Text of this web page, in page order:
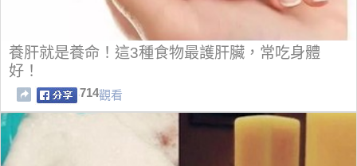
養肝就是養命！這3種食物最護肝臟，常吃身體
好！
714觀看